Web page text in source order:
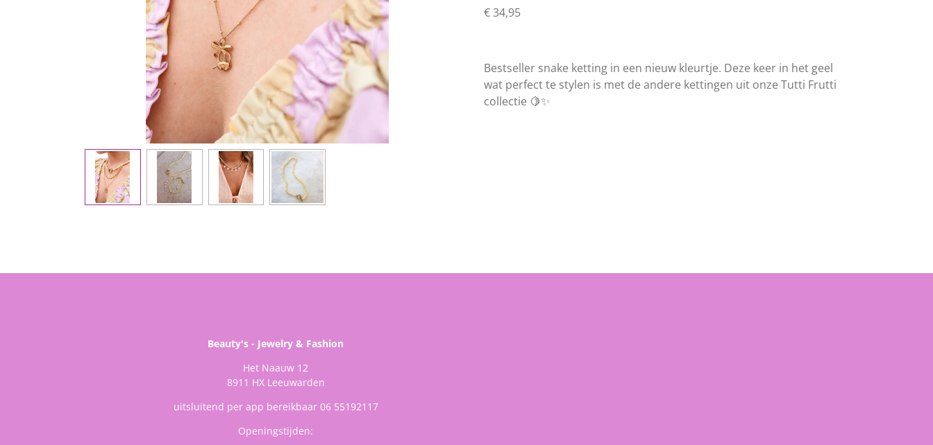
€ 34,95
Bestseller snake ketting in een nieuw kleurtje. Deze keer in het geel
wat perfect te stylen is met de andere kettingen uit onze Tutti Frutti
collectie 🍋✨
Beauty's - Jewelry & Fashion
Het Naauw 12
8911 HX Leeuwarden
uitsluitend per app bereikbaar 06 55192117
Openingstijden: